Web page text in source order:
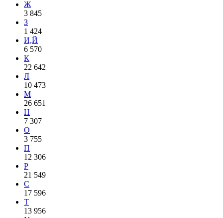
Ж
3 845
З
1 424
И,Й
6 570
К
22 642
Л
10 473
М
26 651
Н
7 307
О
3 755
П
12 306
Р
21 549
С
17 596
Т
13 956